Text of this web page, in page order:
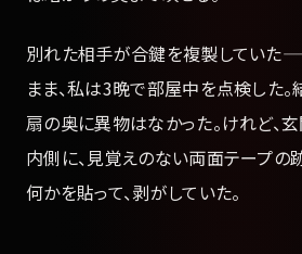
別れた相手が合鍵を複製していた
まま、私は3晩で部屋中を点検した。
扇の奥に異物はなかった。けれど、
内側に、見覚えのない両面テープの
何かを貼って、剥がしていた。